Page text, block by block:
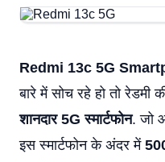
Redmi 13c 5G
बारे में सोच रहे हो तो
शानदार 5G स्मार्टफोन. जो
इस स्मार्टफोन के अंदर में